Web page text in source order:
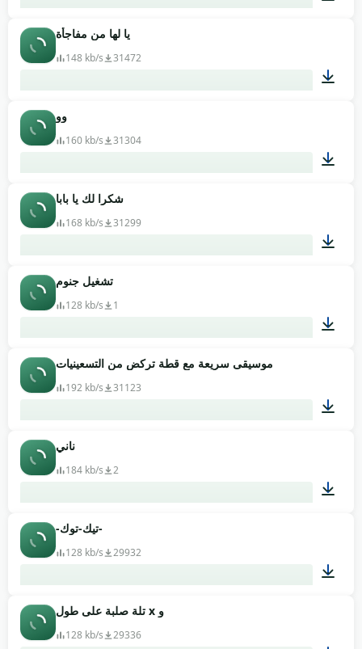
يا لها من مفاجأة
148 kb/s 31472
وو
160 kb/s 31304
شكرا لك يا بابا
168 kb/s 31299
تشغيل جنوم
128 kb/s 1
موسيقى سريعة مع قطة تركض من التسعينيات
192 kb/s 31123
ناني
184 kb/s 2
-تيك-توك-
128 kb/s 29932
تلة صلبة على طول x و
128 kb/s 29336